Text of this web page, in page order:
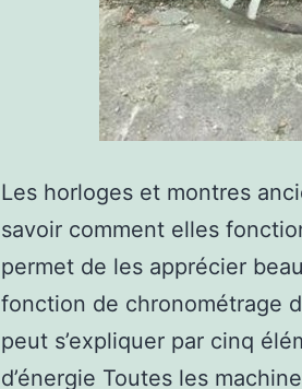
Les horloges et montres
savoir comment elles
permet de les apprécier
fonction de chronométrage
peut s’expliquer par cinq
d’énergie Toutes les